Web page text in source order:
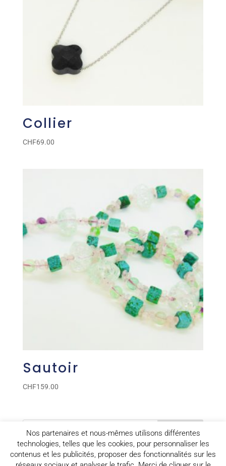
Collier
CHF69.00
Sautoir
CHF159.00
Panier
Nos partenaires et nous-mêmes utilisons différentes
technologies, telles que les cookies, pour personnaliser les
contenus et les publicités, proposer des fonctionnalités sur les